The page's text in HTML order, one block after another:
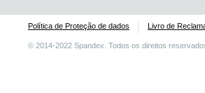
Política de Proteção de dados Livro de
© 2014-2022 Spandex. Todos os direitos